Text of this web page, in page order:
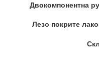
Двокомпонентна
Лезо покрите